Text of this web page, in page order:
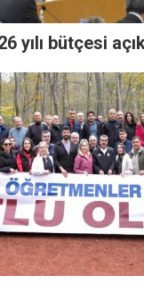
yılı bütçesi